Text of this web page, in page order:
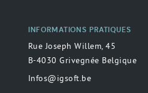
INFORMATIONS PRATIQUES
Rue Joseph Willem, 45
B-4030 Grivegnée Belgique
Infos@igsoft.be